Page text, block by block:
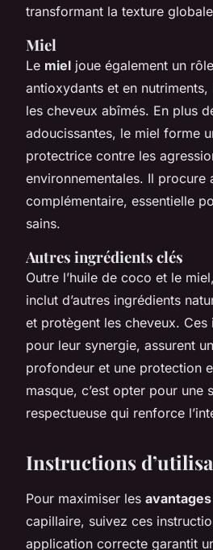
transformant la texture
Miel
Le miel joue également un
antioxydants et en
les cheveux abîmés. En plus
adoucissantes, le miel forme
protectrice contre les
environnementales. Il procure
complémentaire, essentielle
sains.
Autres ingrédients clés
Outre l’huile de coco et le
inclut d’autres ingrédients
et protègent les cheveux.
pour leur synergie, assurent
profondeur et une protection
masque, c’est opter pour une
respectueuse qui renforce
Instructions
Pour maximiser les avantages
capillaire, suivez ces
application correcte garantit